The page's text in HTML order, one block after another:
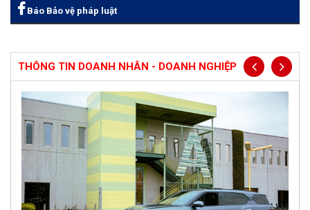
Báo Bảo vệ pháp luật
THÔNG TIN DOANH NHÂN - DOANH NGHIỆP